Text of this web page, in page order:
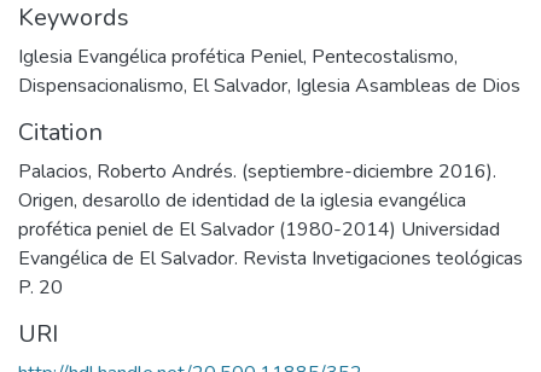
Keywords
Iglesia Evangélica profética Peniel, Pentecostalismo,
Dispensacionalismo, El Salvador, Iglesia Asambleas de Dios
Citation
Palacios, Roberto Andrés. (septiembre-diciembre 2016).
Origen, desarollo de identidad de la iglesia evangélica
profética peniel de El Salvador (1980-2014) Universidad
Evangélica de El Salvador. Revista Invetigaciones teológicas
P. 20
URI